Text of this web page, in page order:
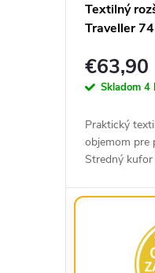
v
o
v
Textilný
Traveller
€63,90
Skladom 4
Praktický
objemom pre
Stredný
čiernom
pre